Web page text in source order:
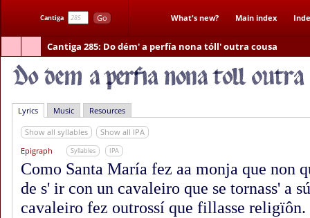
Cantiga Go What's new? Main index
Cantiga 285: Do dém' a perfía nona tóll' outra cousa
Lyrics Music Resources
Show all syllables
Show all IPA
Epigraph
Syllables IPA
Como Santa María fez aa monja que non
de s' ir con un cavaleiro que se tornass' a
cavaleiro fez outrossí que fillasse religïôn.